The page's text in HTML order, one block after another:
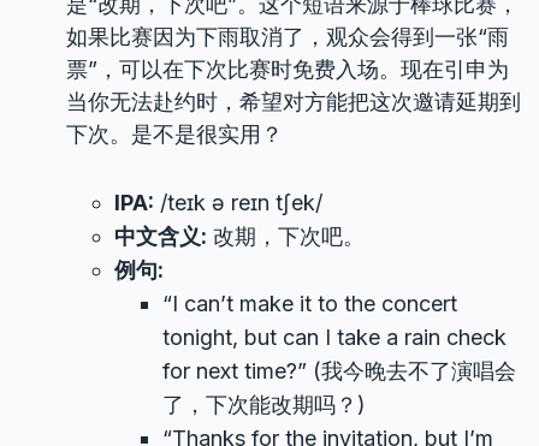
如果比赛因为下雨取消了，观众会得到一张“雨
票”，可以在下次比赛时免费入场。现在引申为
当你无法赴约时，希望对方能把这次邀请延期到
下次。是不是很实用？
IPA: /teɪk ə reɪn tʃek/
中文含义: 改期，下次吧。
例句:
“I can’t make it to the concert
tonight, but can I take a rain check
for next time?” (我今晚去不了演唱会
了，下次能改期吗？)
“Thanks for the invitation, but I’m